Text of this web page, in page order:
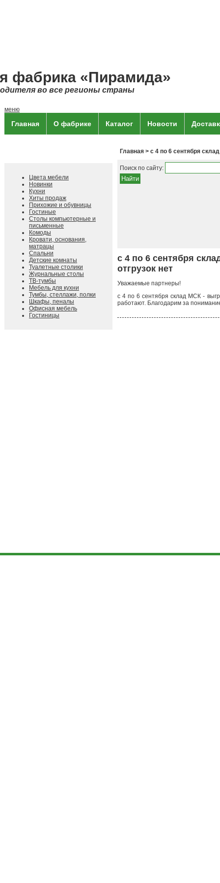
фабрика «Пирамида»
во все регионы страны
меню
Главная О фабрике Каталог Новости
Цвета мебели
Новинки
Кухни
Хиты продаж
Прихожие и обувницы
Гостиные
Столы компьютерные и
письменные
Комоды
Кровати, основания,
матрацы
Спальни
Детские комнаты
Туалетные столики
Журнальные столы
ТВ-тумбы
Мебель для кухни
Тумбы, стеллажи, полки
Шкафы, пеналы
Офисная мебель
Гостиницы
Главная > с 4 по 6 сентября
Поиск по сайту:
с 4 по 6 сентября
отгрузок нет
Уважаемые партнеры!
с 4 по 6 сентября склад МСК -
работают. Благодарим за